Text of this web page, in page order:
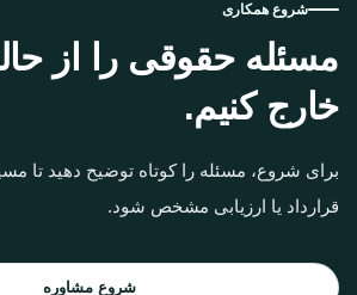
شروع همکاری
مسئله حقوقی را از
خارج کنیم.
برای شروع، مسئله را کوتاه توضیح دهید تا
قرارداد یا ارزیابی مشخص شود.
شروع مشاوره